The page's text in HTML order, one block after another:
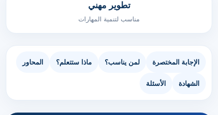
تطوير مهني
مناسب لتنمية المهارات
الإجابة المختصرة لمن يناسب؟ ماذا ستتعلم؟ المحاور
الشهادة الأسئلة